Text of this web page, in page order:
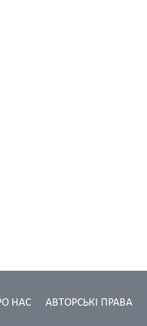
АВТОРСЬКІ ПРАВА
НАС